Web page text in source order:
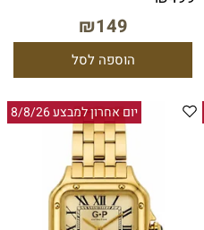
₪149
הוספה לסל
יום אחרון למבצע 8/8/26